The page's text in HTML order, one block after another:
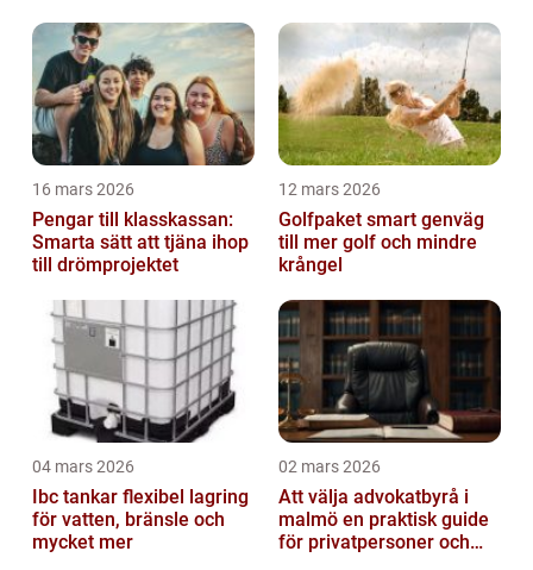
16 mars 2026
Pengar till klasskassan:
Smarta sätt att tjäna ihop
till drömprojektet
12 mars 2026
Golfpaket smart genväg
till mer golf och mindre
krångel
04 mars 2026
Ibc tankar flexibel lagring
för vatten, bränsle och
mycket mer
02 mars 2026
Att välja advokatbyrå i
malmö en praktisk guide
för privatpersoner och